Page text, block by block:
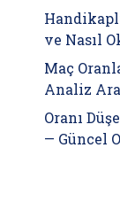
ve Nasıl
Maç
Analiz
Oranı
— Güncel